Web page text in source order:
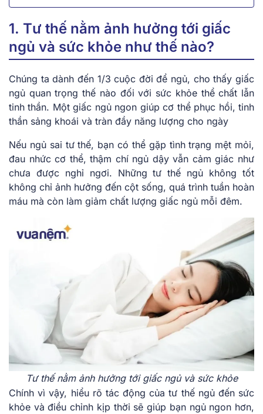
1. Tư thế nằm ảnh hưởng tới giấc
ngủ và sức khỏe như thế nào?
Chúng ta dành đến 1/3 cuộc đời để ngủ, cho thấy giấc
ngủ quan trọng thế nào đối với sức khỏe thể chất lẫn
tinh thần. Một giấc ngủ ngon giúp cơ thể phục hồi, tinh
thần sảng khoái và tràn đầy năng lượng cho ngày
Nếu ngủ sai tư thế, bạn có thể gặp tình trạng mệt mỏi,
đau nhức cơ thể, thậm chí ngủ dậy vẫn cảm giác như
chưa được nghỉ ngơi. Những tư thế ngủ không tốt
không chỉ ảnh hưởng đến cột sống, quá trình tuần hoàn
máu mà còn làm giảm chất lượng giấc ngủ mỗi đêm.
Tư thế nằm ảnh hưởng tới giấc ngủ và sức khỏe
Chính vì vậy, hiểu rõ tác động của tư thế ngủ đến sức
khỏe và điều chỉnh kịp thời sẽ giúp bạn ngủ ngon hơn,